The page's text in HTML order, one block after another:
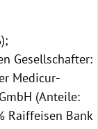
Gesellschafter:
Medicur-
(Anteile:
Raiffeisen Bank